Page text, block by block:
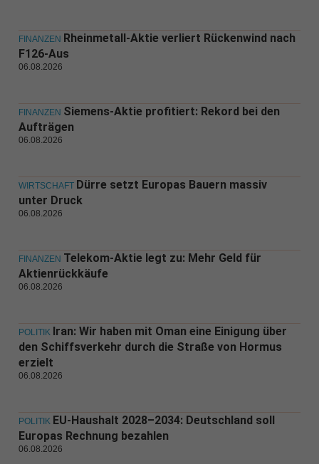
FINANZEN Rheinmetall-Aktie verliert Rückenwind nach
F126-Aus
06.08.2026
FINANZEN Siemens-Aktie profitiert: Rekord bei den
Aufträgen
06.08.2026
WIRTSCHAFT Dürre setzt Europas Bauern massiv
unter Druck
06.08.2026
FINANZEN Telekom-Aktie legt zu: Mehr Geld für
Aktienrückkäufe
06.08.2026
POLITIK Iran: Wir haben mit Oman eine Einigung über
den Schiffsverkehr durch die Straße von Hormus
erzielt
06.08.2026
POLITIK EU-Haushalt 2028–2034: Deutschland soll
Europas Rechnung bezahlen
06.08.2026